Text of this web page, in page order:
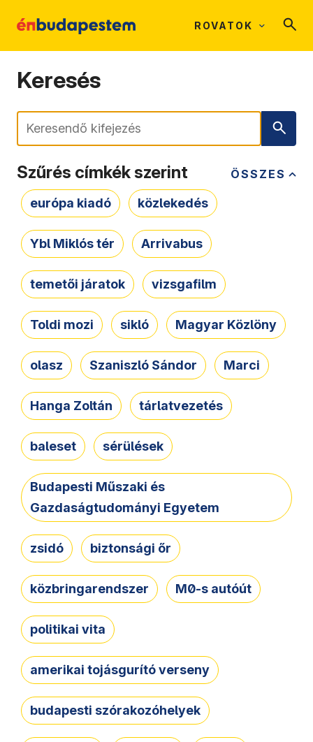
ROVATOK
Keresés
Keresés
ÖSSZES
Szűrés címkék szerint
európa kiadó közlekedés
Ybl Miklós tér Arrivabus
temetői járatok vizsgafilm
Toldi mozi sikló Magyar Közlöny
olasz Szaniszló Sándor Marci
Hanga Zoltán tárlatvezetés
baleset sérülések
Budapesti Műszaki és
Gazdaságtudományi Egyetem
zsidó biztonsági őr
közbringarendszer M0-s autóút
politikai vita
amerikai tojásgurító verseny
budapesti szórakozóhelyek